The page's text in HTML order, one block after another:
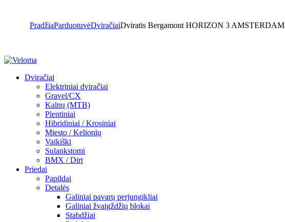
PradžiaParduotuvėDviračiaiDviratis Bergamont HORIZON 3 AMSTERDAM
Dviračiai
Elektriniai dviračiai
Gravel/CX
Kalnų (MTB)
Plentiniai
Hibridiniai / Krosiniai
Miesto / Kelionių
Vaikiški
Sulankstomi
BMX / Dirt
Priedai
Papildai
Detalės
Galiniai pavarų perjungikliai
Galiniai žvaigždžių blokai
Stabdžiai